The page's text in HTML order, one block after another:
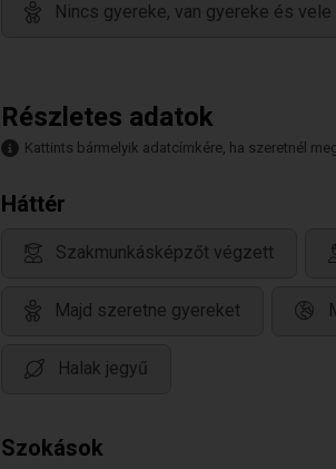
Nincs gyereke, van gyereke és
Részletes adatok
Kattints bármelyik adatcímkére, ha szeretnél
Háttér
Szakmunkásképzőt végzett
Majd szeretne gyereket
Halak jegyű
Szokások